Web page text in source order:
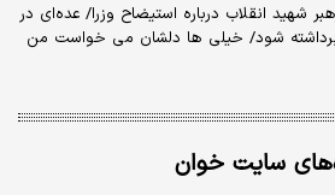
شهید انقلاب درباره استیضاح وزرا/ عده‌ای در
شود/ خیلی ها دلشان می خواست من
سایت خوان